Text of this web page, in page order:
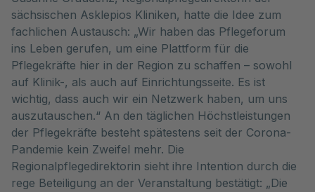
sächsischen Asklepios Kliniken, hatte die Idee zum
fachlichen Austausch: „Wir haben das Pflegeforum
ins Leben gerufen, um eine Plattform für die
Pflegekräfte hier in der Region zu schaffen – sowohl
auf Klinik-, als auch auf Einrichtungsseite. Es ist
wichtig, dass auch wir ein Netzwerk haben, um uns
auszutauschen.“ An den täglichen Höchstleistungen
der Pflegekräfte besteht spätestens seit der Corona-
Pandemie kein Zweifel mehr. Die
Regionalpflegedirektorin sieht ihre Intention durch die
rege Beteiligung an der Veranstaltung bestätigt: „Die